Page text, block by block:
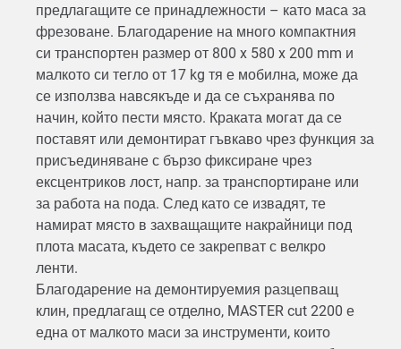
предлагащите се принадлежности – като маса за
фрезоване. Благодарение на много компактния
си транспортен размер от 800 x 580 x 200 mm и
малкото си тегло от 17 kg тя е мобилна, може да
се използва навсякъде и да се съхранява по
начин, който пести място. Краката могат да се
поставят или демонтират гъвкаво чрез функция за
присъединяване с бързо фиксиране чрез
ексцентриков лост, напр. за транспортиране или
за работа на пода. След като се извадят, те
намират място в захващащите накрайници под
плота масата, където се закрепват с велкро
ленти.
Благодарение на демонтируемия разцепващ
клин, предлагащ се отделно, MASTER cut 2200 е
една от малкото маси за инструменти, които